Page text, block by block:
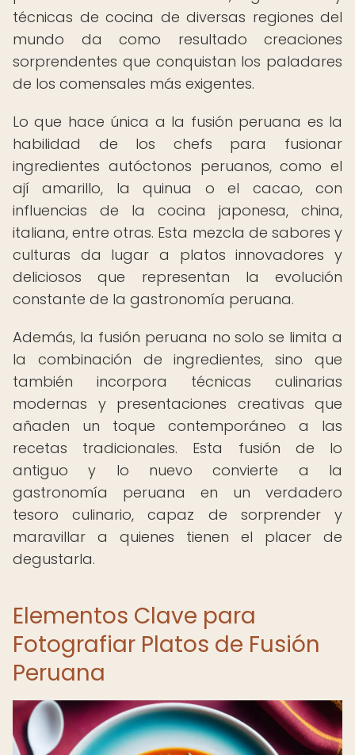
técnicas de cocina de diversas regiones del
mundo da como resultado creaciones
sorprendentes que conquistan los paladares
de los comensales más exigentes.
Lo que hace única a la fusión peruana es la
habilidad de los chefs para fusionar
ingredientes autóctonos peruanos, como el
ají amarillo, la quinua o el cacao, con
influencias de la cocina japonesa, china,
italiana, entre otras. Esta mezcla de sabores y
culturas da lugar a platos innovadores y
deliciosos que representan la evolución
constante de la gastronomía peruana.
Además, la fusión peruana no solo se limita a
la combinación de ingredientes, sino que
también incorpora técnicas culinarias
modernas y presentaciones creativas que
añaden un toque contemporáneo a las
recetas tradicionales. Esta fusión de lo
antiguo y lo nuevo convierte a la
gastronomía peruana en un verdadero
tesoro culinario, capaz de sorprender y
maravillar a quienes tienen el placer de
degustarla.
Elementos Clave para
Fotografiar Platos de Fusión
Peruana